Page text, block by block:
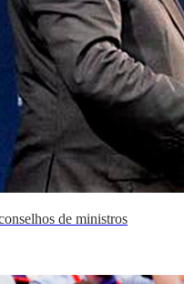
de ministros